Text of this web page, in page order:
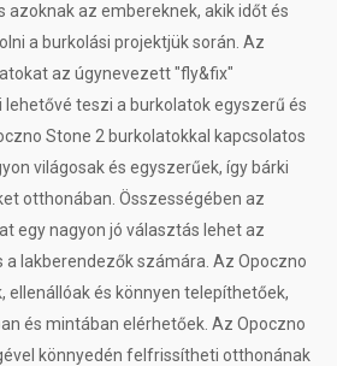
azoknak az embereknek, akik időt és
a burkolási projektjük során. Az
az úgynevezett "fly&fix"
teszi a burkolatok egyszerű és
Stone 2 burkolatokkal kapcsolatos
világosak és egyszerűek, így bárki
otthonában. Összességében az
egy nagyon jó választás lehet az
lakberendezők számára. Az Opoczno
ellenállóak és könnyen telepíthetőek,
és mintában elérhetőek. Az Opoczno
könnyedén felfrissítheti otthonának